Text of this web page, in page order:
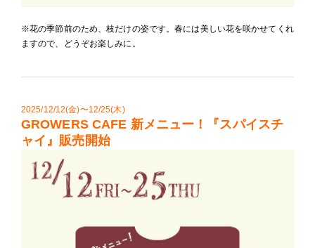
※花の季節前のため、枝だけの姿です。春には美しい花を咲かせてくれ
ますので、どうぞお楽しみに。
2025/12/12(金)〜12/25(木)
GROWERS CAFE 新メニュー！『スパイスチ
ャイ』販売開始